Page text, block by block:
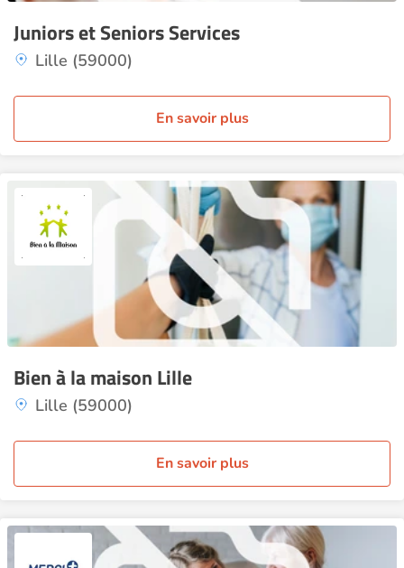
Juniors et Seniors Services
Lille (59000)
En savoir plus
Bien à la maison Lille
Lille (59000)
En savoir plus